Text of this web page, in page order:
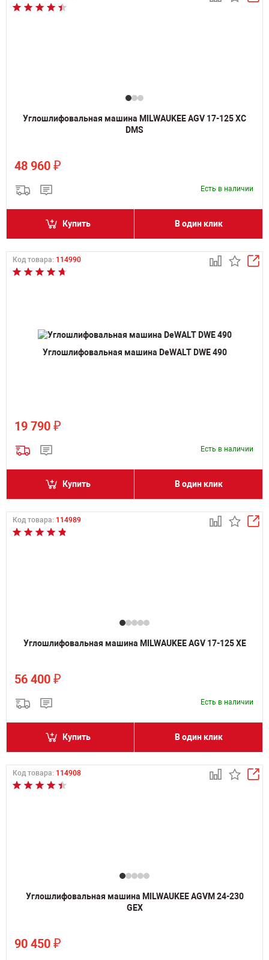
Углошлифовальная машина MILWAUKEE AGV 17-125 XC
DMS
48 960 ₽
Есть в наличии
Купить В один клик
Код товара: 114990
Углошлифовальная машина DeWALT DWE 490
19 790 ₽
Есть в наличии
Купить В один клик
Код товара: 114989
Углошлифовальная машина MILWAUKEE AGV 17-125 XE
56 400 ₽
Есть в наличии
Купить В один клик
Код товара: 114908
Углошлифовальная машина MILWAUKEE AGVM 24-230
GEX
90 450 ₽